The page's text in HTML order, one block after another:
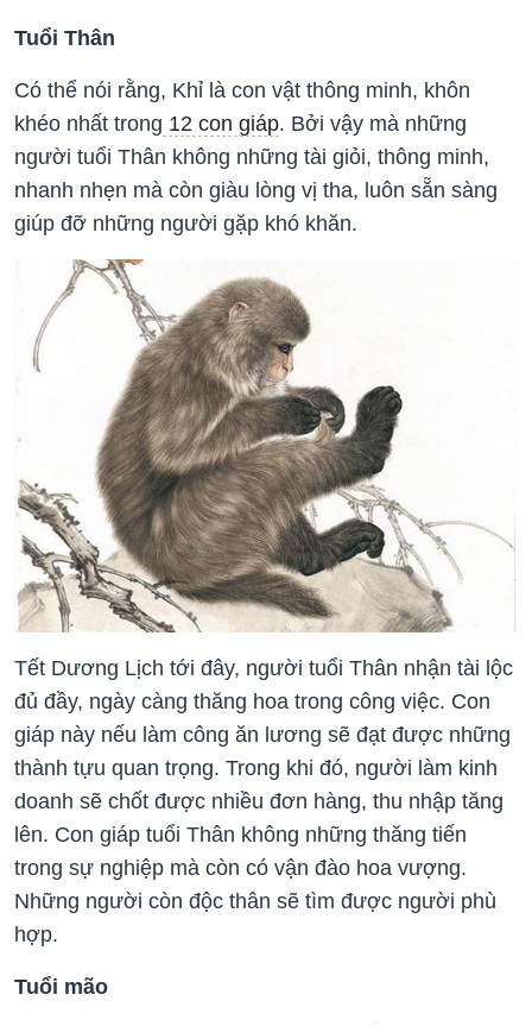
Tuổi Thân
Có thể nói rằng, Khỉ là con vật thông minh, khôn
khéo nhất trong 12 con giáp. Bởi vậy mà những
người tuổi Thân không những tài giỏi, thông minh,
nhanh nhẹn mà còn giàu lòng vị tha, luôn sẵn sàng
giúp đỡ những người gặp khó khăn.
Tết Dương Lịch tới đây, người tuổi Thân nhận tài lộc
đủ đầy, ngày càng thăng hoa trong công việc. Con
giáp này nếu làm công ăn lương sẽ đạt được những
thành tựu quan trọng. Trong khi đó, người làm kinh
doanh sẽ chốt được nhiều đơn hàng, thu nhập tăng
lên. Con giáp tuổi Thân không những thăng tiến
trong sự nghiệp mà còn có vận đào hoa vượng.
Những người còn độc thân sẽ tìm được người phù
hợp.
Tuổi mão